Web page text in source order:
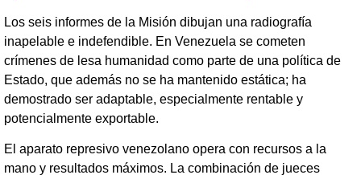
Los seis informes de la Misión dibujan una radiografía
inapelable e indefendible. En Venezuela se cometen
crímenes de lesa humanidad como parte de una política de
Estado, que además no se ha mantenido estática; ha
demostrado ser adaptable, especialmente rentable y
potencialmente exportable.
El aparato represivo venezolano opera con recursos a la
mano y resultados máximos. La combinación de jueces